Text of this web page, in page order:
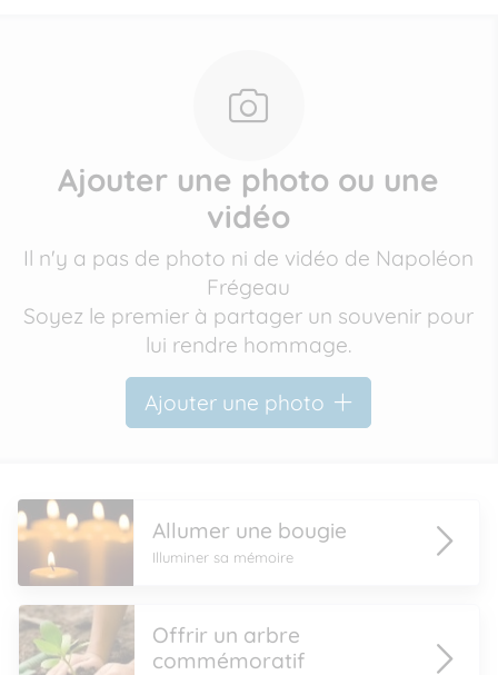
Ajouter une photo ou une
vidéo
Il n'y a pas de photo ni de vidéo de Napoléon
Frégeau
Soyez le premier à partager un souvenir pour
lui rendre hommage.
Ajouter une photo
Allumer une bougie
Illuminer sa mémoire
Offrir un arbre
commémoratif